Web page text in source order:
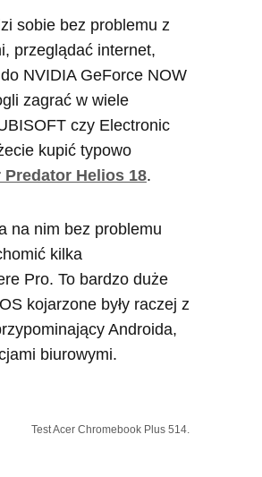
sobie bez problemu z
przeglądać internet,
NVIDIA GeForce NOW
zagrać w wiele
czy Electronic
kupić typowo
Predator Helios 18.
na nim bez problemu
kilka
Pro. To bardzo duże
kojarzone były raczej z
Androida,
biurowymi.
Test Acer Chromebook Plus 514.